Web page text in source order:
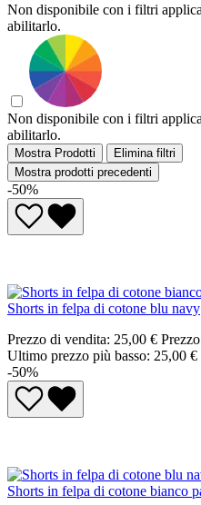
Non disponibile con i filtri
abilitarlo.
Non disponibile con i filtri
abilitarlo.
Mostra Prodotti
Elimina filtri
Mostra prodotti precedenti
-50%
Shorts in felpa di cotone blu navy
Prezzo di vendita: 25,00 €
Ultimo prezzo più basso: 25,00 €
-50%
Shorts in felpa di cotone bianco